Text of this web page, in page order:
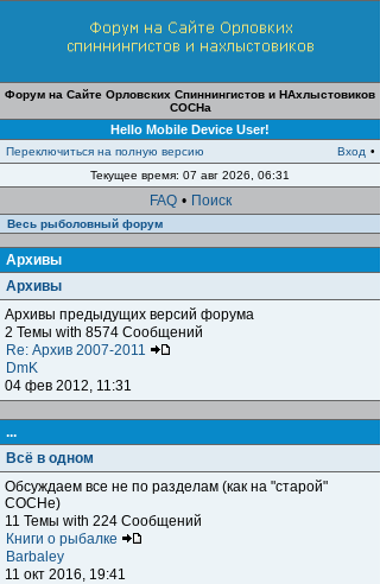
Форум на Сайте Орловских Спиннингистов и НАхлыстовиков
СОСНа
Hello Mobile Device User!
Переключиться на полную версию Вход •
Текущее время: 07 авг 2026, 06:31
FAQ • Поиск
Весь рыболовный форум
Архивы
Архивы
Архивы предыдущих версий форума
2 Темы with 8574 Сообщений
Re: Архив 2007-2011
DmK
04 фев 2012, 11:31
...
Всё в одном
Обсуждаем все не по разделам (как на "старой"
СОСНе)
11 Темы with 224 Сообщений
Книги о рыбалке
Barbaley
11 окт 2016, 19:41